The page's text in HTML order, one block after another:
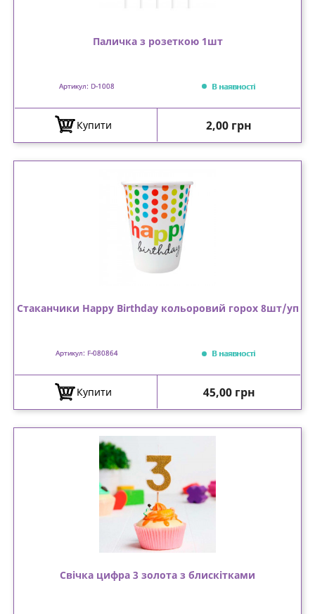
Паличка з розеткою 1шт
Артикул: D-1008 В наявності
Купити Ціна
2,00 грн
Стаканчики Happy Birthday кольоровий горох 8шт/уп
Артикул: F-080864 В наявності
Купити Ціна
45,00 грн
Свічка цифра 3 золота з блискітками